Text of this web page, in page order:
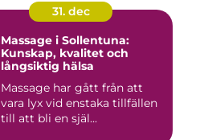
31. dec
Massage i Sollentuna:
Kunskap, kvalitet och
långsiktig hälsa
Massage har gått från att
vara lyx vid enstaka tillfällen
till att bli en själ...